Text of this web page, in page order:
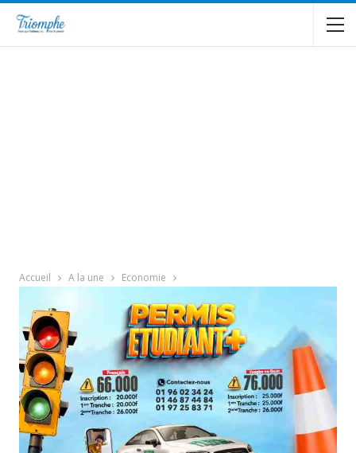
Accueil A la une Economie